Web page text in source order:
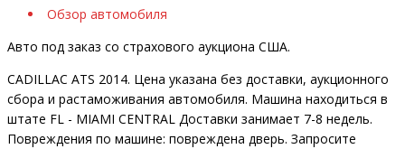
Обзор автомобиля
Авто под заказ со страхового аукциона США.
CADILLAC ATS 2014. Цена указана без доставки, аукционного
сбора и растаможивания автомобиля. Машина находиться в
штате FL - MIAMI CENTRAL Доставки занимает 7-8 недель.
Повреждения по машине: повреждена дверь. Запросите